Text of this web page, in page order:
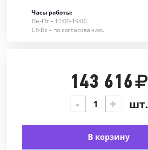
Часы работы:
Пн-Пт – 10:00-19:00
Сб-Вс – по согласованию.
143 616
- + шт.
В корзину